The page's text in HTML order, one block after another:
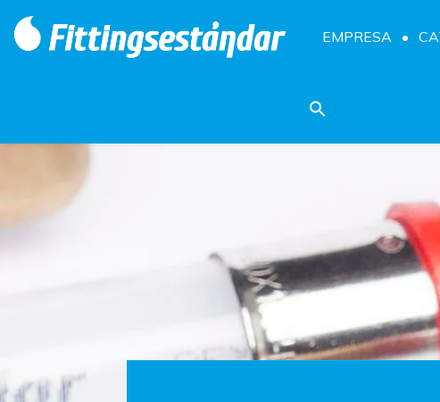
EMPRESA